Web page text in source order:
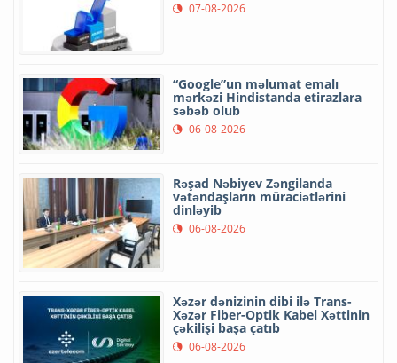
07-08-2026
“Google”un məlumat emalı
mərkəzi Hindistanda etirazlara
səbəb olub
06-08-2026
Rəşad Nəbiyev Zəngilanda
vətəndaşların müraciətlərini
dinləyib
06-08-2026
Xəzər dənizinin dibi ilə Trans-
Xəzər Fiber-Optik Kabel Xəttinin
çəkilişi başa çatıb
06-08-2026